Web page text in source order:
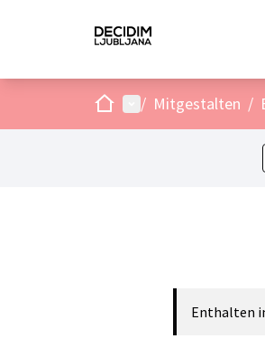
StartHauptmenü
/ Mitgestalten /
Enthalten